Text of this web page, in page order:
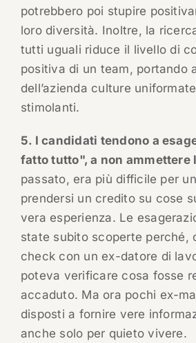
potrebbero poi stupire
loro diversità. Inoltre, la
tutti uguali riduce il livello di
positiva di un team, portando
dell’azienda culture
stimolanti.
5. I candidati tendono a
fatto tutto", a non ammettere
passato, era più difficile per
prendersi un credito su cose
vera esperienza. Le
state subito scoperte perché,
check con un ex-datore di
poteva verificare cosa fosse
accaduto. Ma ora pochi ex-
disposti a fornire vere
anche solo per quieto vivere.